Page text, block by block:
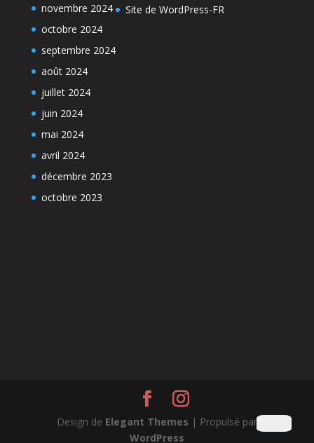
novembre 2024
octobre 2024
septembre 2024
août 2024
juillet 2024
juin 2024
mai 2024
avril 2024
décembre 2023
octobre 2023
Site de WordPress-FR
Design de Elegant Themes | Propulsé par
WordPress